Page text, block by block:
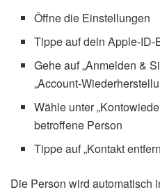
Öffne die Einstellungen
Tippe auf dein Apple-ID-
Gehe auf „Anmelden &
„Account-
Wähle unter
betroffene Person
Tippe auf „Kontakt
Die Person wird automatisch